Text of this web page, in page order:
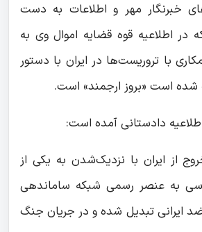
خبرنگار مهر و اطلاعات به دست
در اطلاعیه قوه قضایه اموال وی به
با تروریست‌ها در ایران با دستور
شده است «بروز ارجمند» است.
دادستانی آمده است:
از ایران با نزدیک‌شدن به یکی از
به عنصر رسمی شبکه ساماندهی
ایرانی تبدیل شده و در جریان جنگ